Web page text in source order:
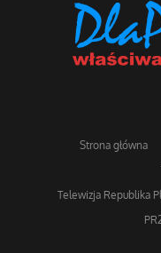
Strona główna
Telewizja Republika